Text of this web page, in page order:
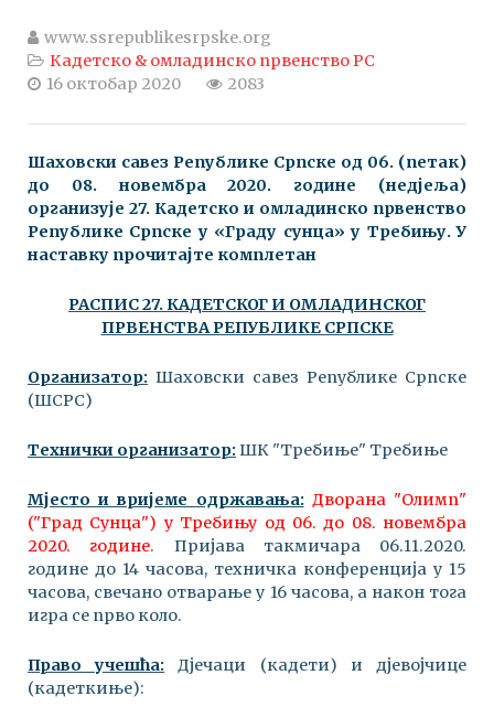
www.ssrepublikesrpske.org
Кадетско & омладинско првенство РС
16 октобар 2020
2083
Шаховски савез Републике Српске oд 06. (петак)
до 08. новембра 2020. године (недјеља)
организује 27. Кадетско и омладинско првенство
Републике Српске у «Граду сунца» у Требињу. У
наставку прочитајте комплетан
РАСПИС 27. КАДЕТСКОГ И ОМЛАДИНСКОГ
ПРВЕНСТВА РЕПУБЛИКЕ СРПСКЕ
Организатор: Шаховски савез Републике Српске
(ШСРС)
Технички организатор:ШК "Требиње" Требиње
Мјесто и вријеме одржавања: Дворана "Олимп"
("Град Сунца") у Требињу од 06. до 08. новембра
2020. године. Пријава такмичара 06.11.2020.
године до 14 часова, техничка конференција у 15
часова, свечано отварање у 16 часова, а након тога
игра се прво коло.
Право учешћа: Дјечаци (кадети) и дјевојчице
(кадеткиње):